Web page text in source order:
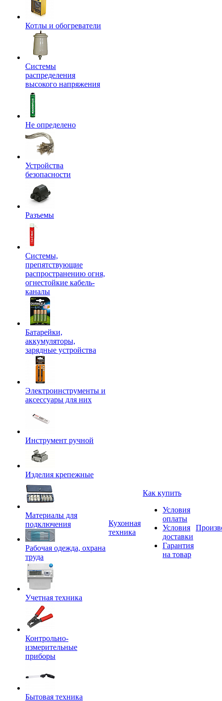
Котлы и обогреватели
Системы
распределения
высокого напряжения
Не определено
Устройства
безопасности
Разъемы
Системы,
препятствующие
распространению огня,
огнестойкие кабель-
каналы
Батарейки,
аккумуляторы,
зарядные устройства
Электроинструменты и
аксессуары для них
Инструмент ручной
Изделия крепежные
Материалы для
подключения
Рабочая одежда, охрана
труда
Учетная техника
Контрольно-
измерительные
приборы
Бытовая техника
Кухонная
техника
Как купить
Условия
оплаты
Условия
доставки
Гарантия
на товар